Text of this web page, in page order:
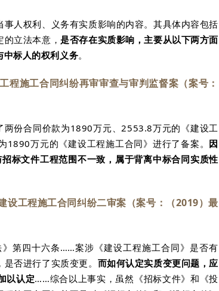
人权利、义务有实质影响的内容。其具体内容包括
的立法本意，是否存在实质影响，主要从以下两方面
中标人的权利义务。
施工合同纠纷再审审查与审判监督案（案号：
份合同价款为1890万元、2553.8万元的《建设工
万元的《建设工程施工合同》进行了备案。 因
标文件工程范围不一致，属于背离中标合同实质性
设工程施工合同纠纷二审案（案号：（2019）最
第四十六条……案涉《建设工程施工合同》是否有
否进行了实质变更。 而如何认定实质变更问题，应
以认定……综合以上事实，虽然《招标文件》和《投